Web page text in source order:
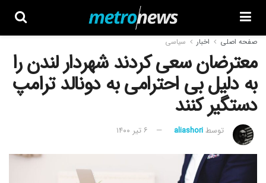
صفحه اصلی اخبار سیاسی
معترضان سعی کردند شهردار لندن را
به دلیل بی احترامی به دونالد ترامپ
دستگیر کنند
توسطaliashori ۶ تیر ۱۴۰۰